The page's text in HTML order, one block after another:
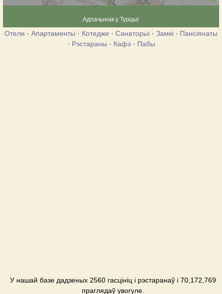
Адпачынак у Турцыі
Отели · Апартаменты · Котеджи · Санаторыі · Замкі · Пансіянаты
· Рэстараны · Кафэ· Пабы
У нашай базе дадзеных 2560 гасцініц і рэстаранаў і 70,172,769
праглядаў увогуле.